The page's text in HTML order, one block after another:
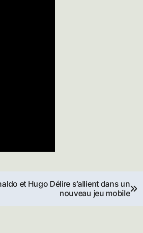
et Hugo Délire s’allient dans un
nouveau jeu mobile